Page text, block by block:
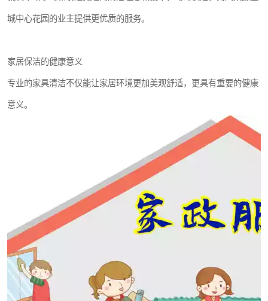
城中心花园的业主提供更优质的服务。
家居保洁的健康意义
专业的家具清洁不仅能让家居环境更加美观舒适，更具有重要的健康
意义。